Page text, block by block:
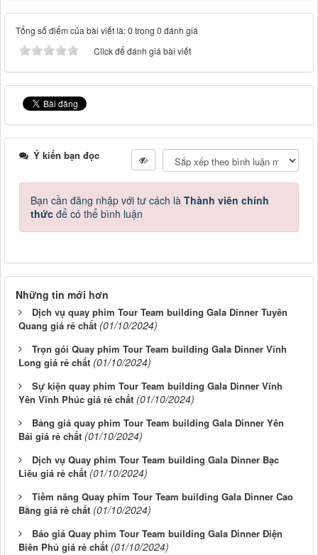
Tổng số điểm của bài viết là: 0 trong 0 đánh giá
Click để đánh giá bài viết
Ý kiến bạn đọc
Bạn cần đăng nhập với tư cách là Thành viên chính
thức để có thể bình luận
Những tin mới hơn
Dịch vụ quay phim Tour Team building Gala Dinner Tuyên
Quang giá rẻ chất (01/10/2024)
Trọn gói Quay phim Tour Team building Gala Dinner Vĩnh
Long giá rẻ chất (01/10/2024)
Sự kiện quay phim Tour Team building Gala Dinner Vĩnh
Yên Vĩnh Phúc giá rẻ chất (01/10/2024)
Bảng giá quay phim Tour Team building Gala Dinner Yên
Bái giá rẻ chất (01/10/2024)
Dịch vụ Quay phim Tour Team building Gala Dinner Bạc
Liêu giá rẻ chất (01/10/2024)
Tiềm năng Quay phim Tour Team building Gala Dinner Cao
Bằng giá rẻ chất (01/10/2024)
Báo giá Quay phim Tour Team building Gala Dinner Điện
Biên Phủ giá rẻ chất (01/10/2024)